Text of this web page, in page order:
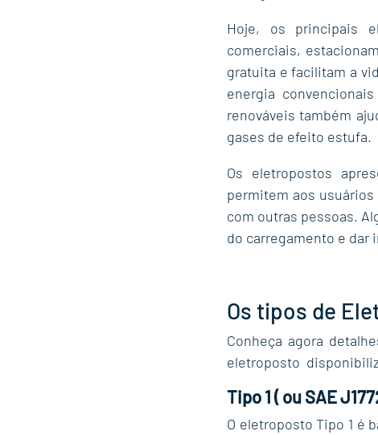
Hoje, os principais
comerciais,
gratuita e facilitam a
energia
renováveis também
gases de efeito estufa.
Os eletropostos
permitem aos
com outras pessoas.
do carregamento e dar
Os tipos de
Conheça agora
eletroposto
Tipo 1 ( ou SAE
O eletroposto Tipo 1 é